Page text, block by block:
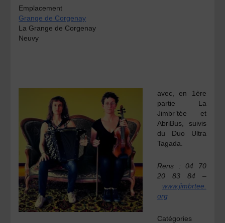
Emplacement
Grange de Corgenay
La Grange de Corgenay
Neuvy
avec, en 1ère
partie La
Jimbr’tée et
AbriBus, suivis
du Duo Ultra
Tagada.
Rens : 04 70
20 83 84 –
www.jimbrtee.
org
Catégories